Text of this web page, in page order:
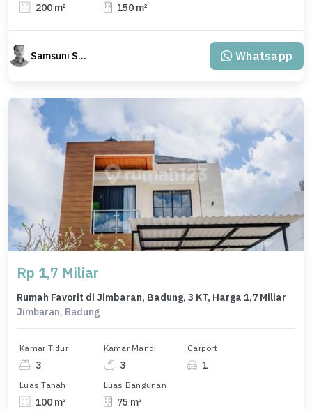
200 m² 150 m²
Samsuni Samsuni Whatsapp
Rp 1,7 Miliar
Rumah Favorit di Jimbaran, Badung, 3 KT, Harga 1,7 Miliar
Jimbaran, Badung
Kamar Tidur
3
Kamar Mandi
3
Carport
1
Luas Tanah
100 m²
Luas Bangunan
75 m²